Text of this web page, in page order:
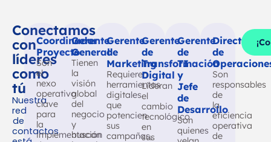
Conectamos
con
líderes
como
tú
Nuestra
red
de
contactos
Coordinador
Proyecto
Son
el
nexo
operativo
clave
para
la
implementación
Gerente
General
Tienen
la
visión
global
del
negocio
y
buscan
Gerente
de
Marketing
Requieren
herramientas
digitales
que
potencien
sus
campañas,
Gerente
de
Transformación
Digital
Lideran
el
cambio
tecnológico
en
sus
Gerente
de
TI
y
Jefe
de
Desarrollo
Son
quienes
Directores
de
Son
responsables
de
la
eficiencia
operativa
de